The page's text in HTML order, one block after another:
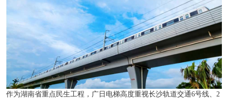
作为湖南省重点民生工程，广日电梯高度重视长沙轨道交通6号线、2